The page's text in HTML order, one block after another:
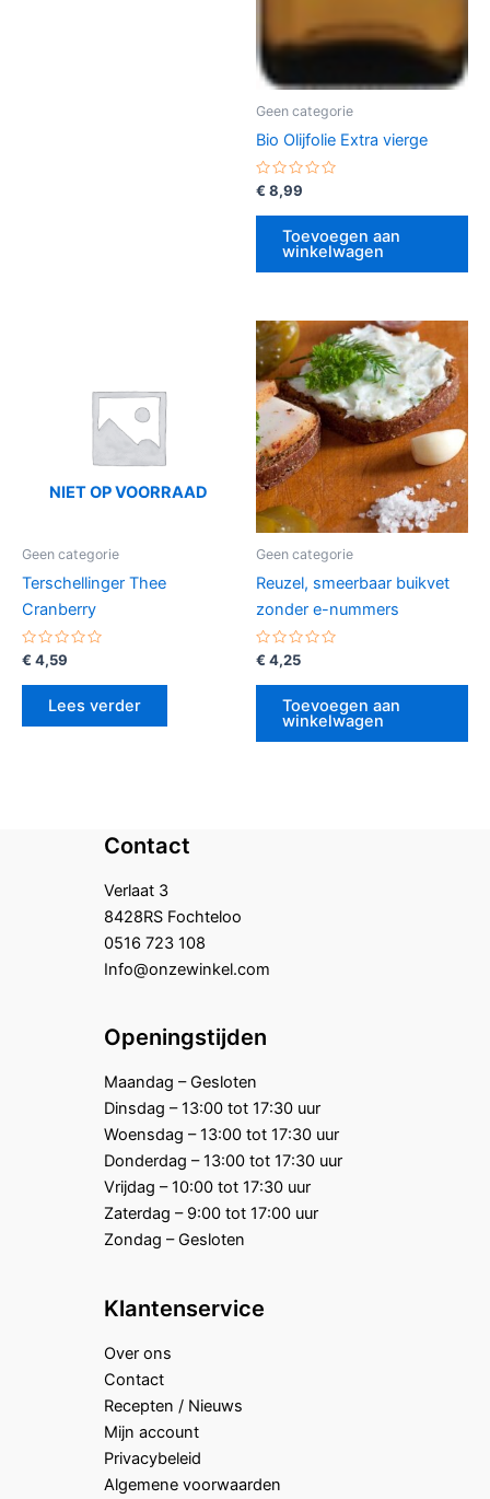
Geen categorie
Bio Olijfolie Extra vierge
Gewaardeerd
uit
€ 8,99
Toevoegen aan
winkelwagen
NIET OP VOORRAAD
Geen categorie
Terschellinger Thee
Cranberry
Gewaardeerd
0
uit
€ 4,59
Lees verder
Geen categorie
Reuzel, smeerbaar buikvet
zonder e-nummers
Gewaardeerd
0
uit
€ 4,25
Toevoegen aan
winkelwagen
Contact
Verlaat 3
8428RS Fochteloo
0516 723 108
Info@onzewinkel.com
Openingstijden
Maandag – Gesloten
Dinsdag – 13:00 tot 17:30 uur
Woensdag – 13:00 tot 17:30 uur
Donderdag – 13:00 tot 17:30 uur
Vrijdag – 10:00 tot 17:30 uur
Zaterdag – 9:00 tot 17:00 uur
Zondag – Gesloten
Klantenservice
Over ons
Contact
Recepten / Nieuws
Mijn account
Privacybeleid
Algemene voorwaarden